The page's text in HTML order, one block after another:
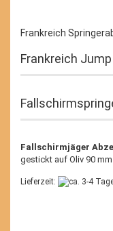
Frankreich
Frankreich
Fallschirmjäger
gestickt auf Oliv 90 mm
Lieferzeit: